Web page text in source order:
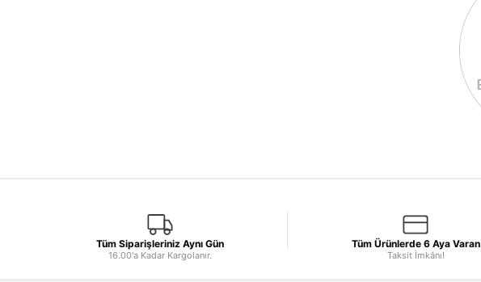
Tüm Siparişleriniz Aynı Gün
16.00'a Kadar Kargolanır.
Tüm Ürünlerde 6 Aya Varan
Taksit İmkânı!